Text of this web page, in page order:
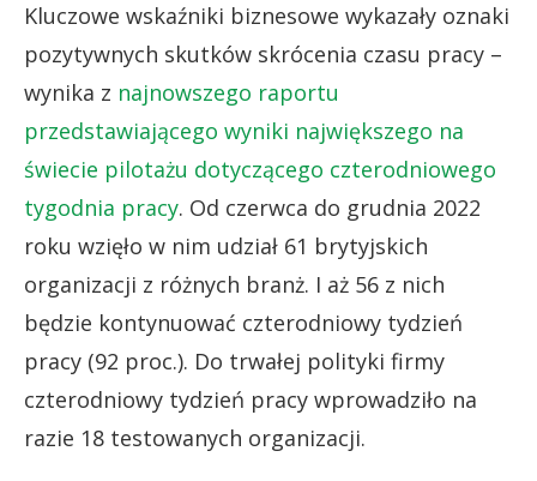
Kluczowe wskaźniki biznesowe wykazały oznaki
pozytywnych skutków skrócenia czasu pracy –
wynika z najnowszego raportu
przedstawiającego wyniki największego na
świecie pilotażu dotyczącego czterodniowego
tygodnia pracy. Od czerwca do grudnia 2022
roku wzięło w nim udział 61 brytyjskich
organizacji z różnych branż. I aż 56 z nich
będzie kontynuować czterodniowy tydzień
pracy (92 proc.). Do trwałej polityki firmy
czterodniowy tydzień pracy wprowadziło na
razie 18 testowanych organizacji.